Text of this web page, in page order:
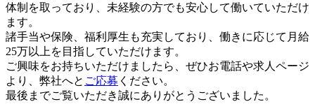
体制を取っており、未経験の方でも安心して働いていただけ
ます。
諸手当や保険、福利厚生も充実しており、働きに応じて月給
25万以上を目指していただけます。
ご興味をお持ちいただけましたら、ぜひお電話や求人ページ
より、弊社へと ご応募 ください。
最後までご覧いただき誠にありがとうございました。